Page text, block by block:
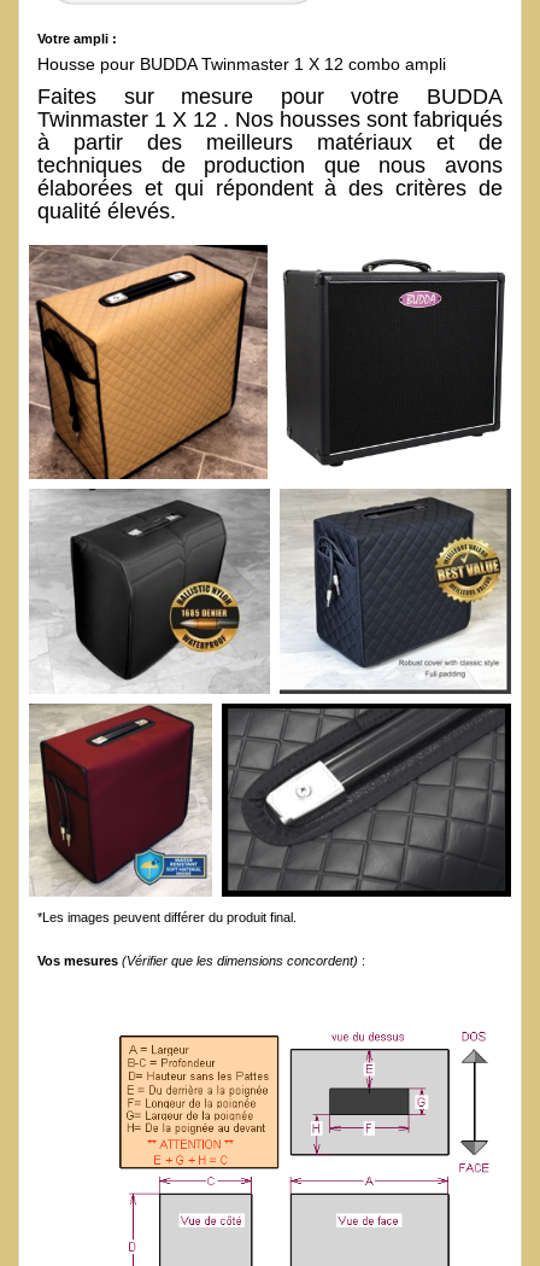
Votre ampli :
Housse pour BUDDA Twinmaster 1 X 12 combo ampli
Faites sur mesure pour votre BUDDA
Twinmaster 1 X 12 . Nos housses sont fabriqués
à partir des meilleurs matériaux et de
techniques de production que nous avons
élaborées et qui répondent à des critères de
qualité élevés.
*Les images peuvent différer du produit final.
Vos mesures (Vérifier que les dimensions concordent) :